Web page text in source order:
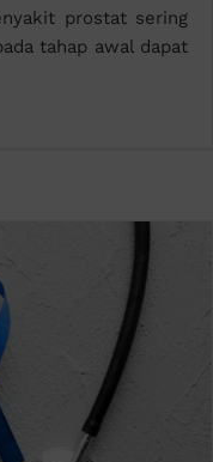
prostat sering
tahap awal dapat